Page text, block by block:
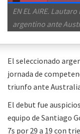
EN EL AIRE.
argentino ante
El seleccionado
jornada de
triunfo ante
El debut fue
equipo de Santiago
7s por 29 a 19 con